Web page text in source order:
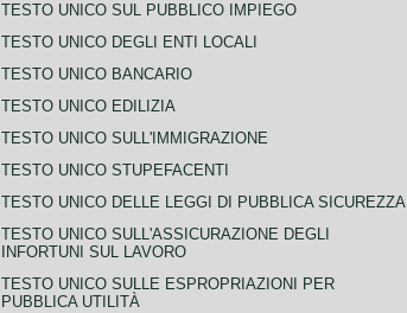
TESTO UNICO SUL PUBBLICO IMPIEGO
TESTO UNICO DEGLI ENTI LOCALI
TESTO UNICO BANCARIO
TESTO UNICO EDILIZIA
TESTO UNICO SULL'IMMIGRAZIONE
TESTO UNICO STUPEFACENTI
TESTO UNICO DELLE LEGGI DI PUBBLICA SICUREZZA
TESTO UNICO SULL'ASSICURAZIONE DEGLI
INFORTUNI SUL LAVORO
TESTO UNICO SULLE ESPROPRIAZIONI PER
PUBBLICA UTILITÀ